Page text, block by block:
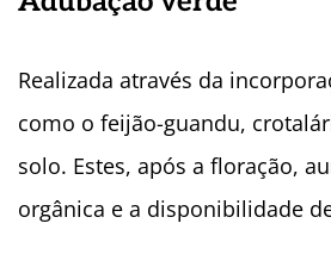
Realizada através da
como o feijão-guandu,
solo. Estes, após a floração,
orgânica e a disponibilidade